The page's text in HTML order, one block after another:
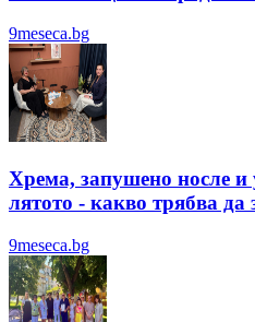
9meseca.bg
Хрема, запушено носле
лятотo - какво трябва да
9meseca.bg